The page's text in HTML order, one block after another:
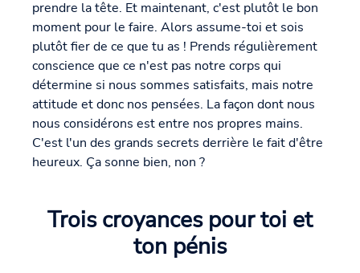
prendre la tête. Et maintenant, c'est plutôt le bon
moment pour le faire. Alors assume-toi et sois
plutôt fier de ce que tu as ! Prends régulièrement
conscience que ce n'est pas notre corps qui
détermine si nous sommes satisfaits, mais notre
attitude et donc nos pensées. La façon dont nous
nous considérons est entre nos propres mains.
C'est l'un des grands secrets derrière le fait d'être
heureux. Ça sonne bien, non ?
Trois croyances pour toi et
ton pénis